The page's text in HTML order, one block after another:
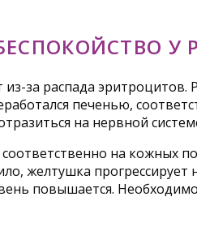
У
за распада
печенью,
на нервной
на кожных
желтушка
повышается.